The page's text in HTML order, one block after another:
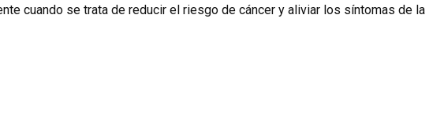
cuando se trata de reducir el riesgo de cáncer y aliviar los síntomas de la